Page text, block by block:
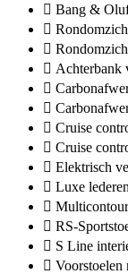
Bang &
Achterbank
Cruise
Cruise
Elektrisch
Luxe
RS-
S Line
Voorstoelen